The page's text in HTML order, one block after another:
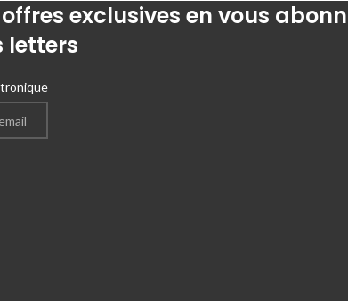
offres exclusives en vous
letters